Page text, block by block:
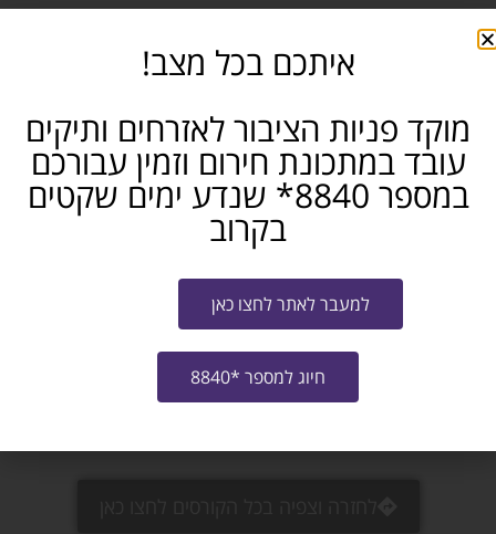
שם:
אימייל:
באיזה תחום את/ה מחפש/ת עבודה?
תנאי ההצטרפות לתוכנית
איתכם בכל מצב!
מוקד פניות הציבור לאזרחים ותיקים
עובד במתכונת חירום וזמין עבורכם
במספר 8840* שנדע ימים שקטים
בקרוב
למעבר לאתר לחצו כאן
חיוג למספר *8840